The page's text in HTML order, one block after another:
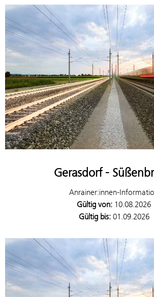
Gerasdorf -
Anrainer:innen-
Gültig von: 10.08.2026
Gültig bis:01.09.2026